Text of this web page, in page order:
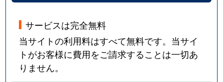
サービスは完全無料
当サイトの利用料はすべて無料です。当サイ
トがお客様に費用をご請求することは一切あ
りません。